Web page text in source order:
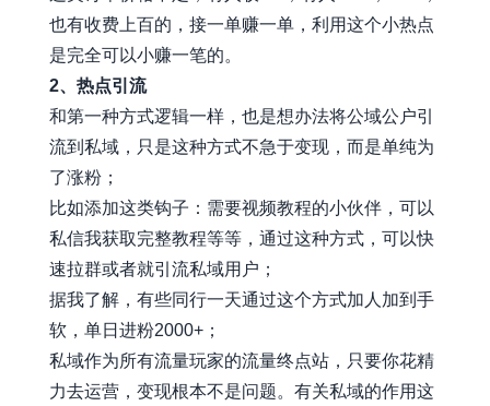
也有收费上百的，接一单赚一单，利用这个小热点
是完全可以小赚一笔的。
2、热点引流
和第一种方式逻辑一样，也是想办法将公域公户引
流到私域，只是这种方式不急于变现，而是单纯为
了涨粉；
比如添加这类钩子：需要视频教程的小伙伴，可以
私信我获取完整教程等等，通过这种方式，可以快
速拉群或者就引流私域用户；
据我了解，有些同行一天通过这个方式加人加到手
软，单日进粉2000+；
私域作为所有流量玩家的流量终点站，只要你花精
力去运营，变现根本不是问题。有关私域的作用这